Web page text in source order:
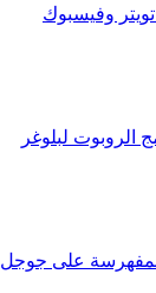
وفيسبوك
لبلوغر
على جوجل